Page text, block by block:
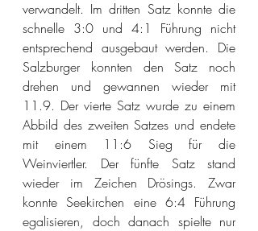
verwandelt. Im dritten Satz konnte die
schnelle 3:0 und 4:1 Führung nicht
entsprechend ausgebaut werden. Die
Salzburger konnten den Satz noch
drehen und gewannen wieder mit
11.9. Der vierte Satz wurde zu einem
Abbild des zweiten Satzes und endete
mit einem 11:6 Sieg für die
Weinviertler. Der fünfte Satz stand
wieder im Zeichen Drösings. Zwar
konnte Seekirchen eine 6:4 Führung
egalisieren, doch danach spielte nur